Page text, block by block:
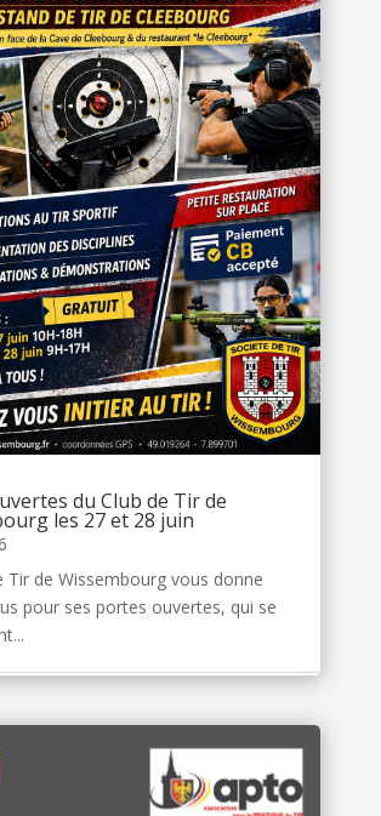
du Club de Tir de
les 27 et 28 juin
Tir de Wissembourg vous donne
pour ses portes ouvertes, qui se